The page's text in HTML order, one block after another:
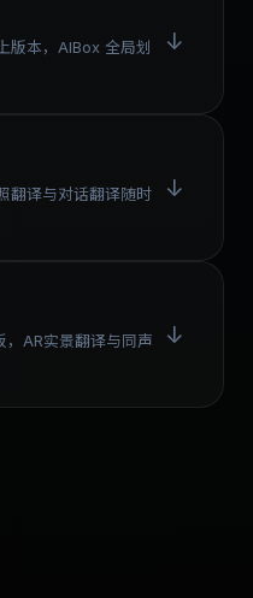
版本，AIBox 全局划
↓
翻译与对话翻译随时
↓
AR实景翻译与同声
↓